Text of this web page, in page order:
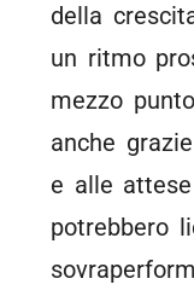
della
un ritmo
mezzo
anche
e alle
potrebbero